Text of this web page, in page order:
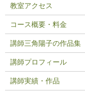
教室アクセス
コース概要・料金
講師三角陽子の作品集
講師プロフィール
講師実績・作品